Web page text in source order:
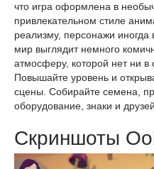
что игра оформлена в
привлекательном стиле
реализму, персонажи иногда
мир выглядит немного
атмосферу, которой нет ни
Повышайте уровень и
сцены. Собирайте семена,
оборудование, знаки и друзей.
Скриншоты